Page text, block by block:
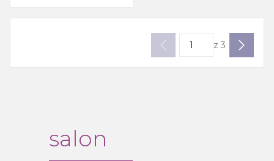
półokrągła
1000x1000mm, szkło
z 3
salon